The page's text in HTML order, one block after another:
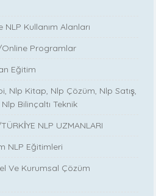
Kullanım Alanları
Programlar
Eğitim
Nlp Kitap, Nlp Çözüm, Nlp Satış,
Bilinçaltı Teknik
NLP UZMANLARI
NLP Eğitimleri
Ve Kurumsal Çözüm